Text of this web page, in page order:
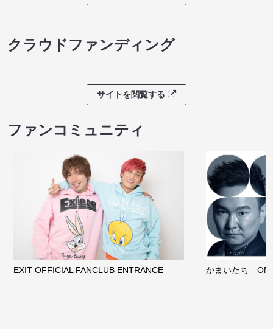
クラウドファンディング
サイトを閲覧する
ファンコミュニティ
EXIT OFFICIAL FANCLUB ENTRANCE かまいたち